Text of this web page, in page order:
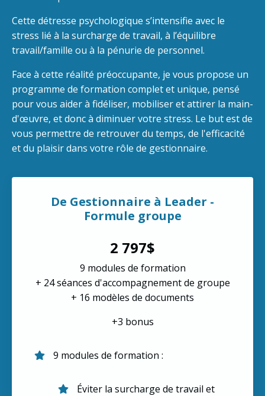
Cette détresse psychologique s’intensifie avec le
stress lié à la surcharge de travail, à l’équilibre
travail/famille ou à la pénurie de personnel.
Face à cette réalité préoccupante, je vous propose un
programme de formation complet et unique, pensé
pour vous aider à fidéliser, mobiliser et attirer la main-
d'œuvre, et donc à diminuer votre stress. Le but est de
vous permettre de retrouver du temps, de l'efficacité
et du plaisir dans votre rôle de gestionnaire.
De Gestionnaire à Leader -
Formule groupe
2 797$
9 modules de formation
+ 24 séances d'accompagnement de groupe
+ 16 modèles de documents
+3 bonus
9 modules de formation :
Éviter la surcharge de travail et